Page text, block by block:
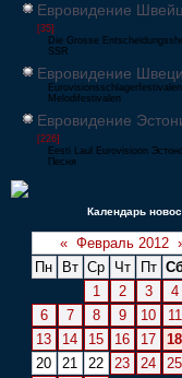
Евровидение
[35]
Die Grosse
SSR
Евровидение
Eurovisionsschlagerfestivalen
Melodifestivalen
Евровидение
[226]
Eesti Laul Eurovisioon
Песня
Календарь
« Февраль 2012
Пн
Вт Ср Чт Пт
1
2 3 4
6
7 8 9 10 11
13
14 15 16 17 18
20
21 22 23 24 25